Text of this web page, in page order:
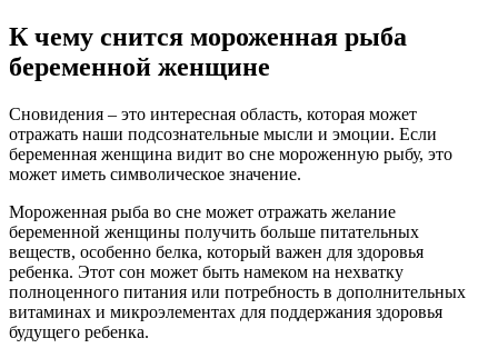
К чему снится мороженная рыба
беременной женщине
Сновидения – это интересная область, которая может
отражать наши подсознательные мысли и эмоции. Если
беременная женщина видит во сне мороженную рыбу, это
может иметь символическое значение.
Мороженная рыба во сне может отражать желание
беременной женщины получить больше питательных
веществ, особенно белка, который важен для здоровья
ребенка. Этот сон может быть намеком на нехватку
полноценного питания или потребность в дополнительных
витаминах и микроэлементах для поддержания здоровья
будущего ребенка.